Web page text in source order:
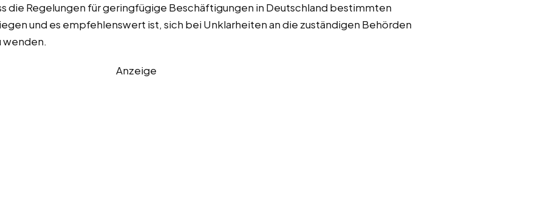
die Regelungen für geringfügige Beschäftigungen in Deutschland bestimmten
und es empfehlenswert ist, sich bei Unklarheiten an die zuständigen Behörden
wenden.
Anzeige